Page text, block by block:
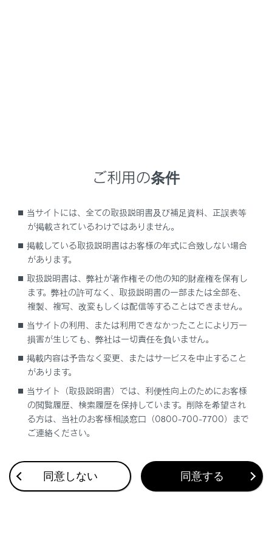
データの補償に関する免責事項について
ダイアグレコーダーについて
安全にお使いいただくため
合わせて見られているページ
マルチメディア取扱説明書
補機バッテリーの取りはずしについて
ダイアグレコーダーについて
このページは役に立ちましたか？
ご利用の条件
当サイトには、全ての取扱説明書及び補足資料、正誤表等
が掲載されているわけではありません。
掲載している取扱説明書はお客様の年式に合致しない場合
があります。
取扱説明書は、弊社が著作権その他の知的財産権を保有し
ます。弊社の許可なく、取扱説明書の一部または全部を、
複製、複写、改変もしくは配信等することはできません。
当サイトの利用、または利用できなかったことにより万一
損害が生じても、弊社は一切責任を負いません。
掲載内容は予告なく変更、またはサービスを中止すること
があります。
当サイト（取扱説明書）では、利便性向上のためにお客様
の閲覧履歴、検索履歴を保持しています。削除を希望され
る方は、当社のお客様相談窓口（0800-700-7700）まで
ご連絡ください。
同意しない 同意する